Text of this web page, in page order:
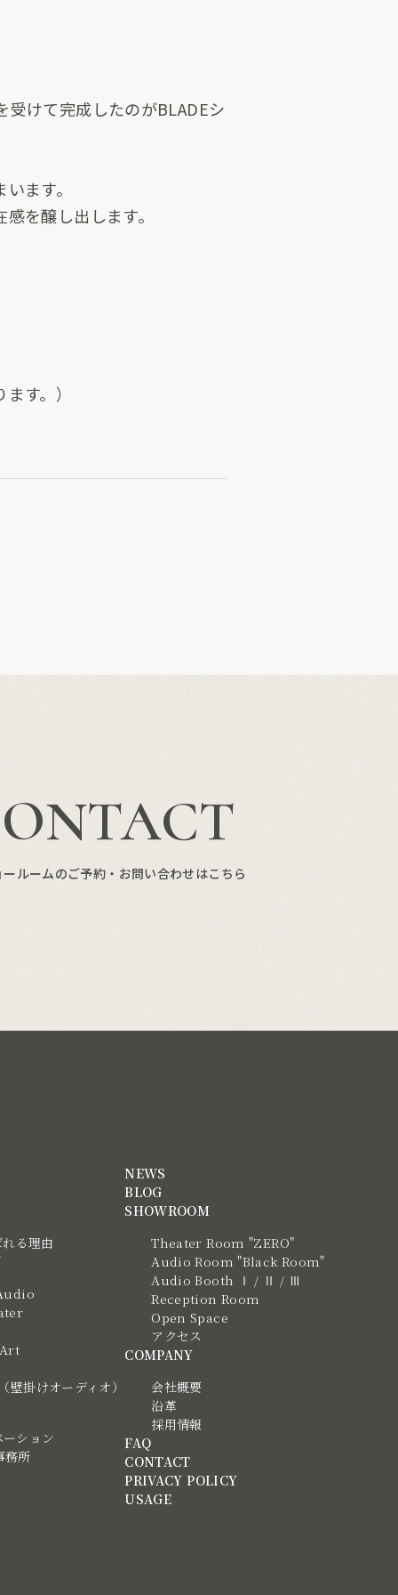
けて完成したのがBLADEシ
ます。
を醸し出します。
す。）
ルームのご予約・お問い合わせはこちら
る理由
掛けオーディオ）
ション
務所
NEWS
BLOG
SHOWROOM
Theater Room "ZERO"
Audio Room "Black Room"
Audio Booth Ⅰ / Ⅱ / Ⅲ
Reception Room
Open Space
アクセス
COMPANY
会社概要
沿革
採用情報
FAQ
CONTACT
PRIVACY POLICY
USAGE